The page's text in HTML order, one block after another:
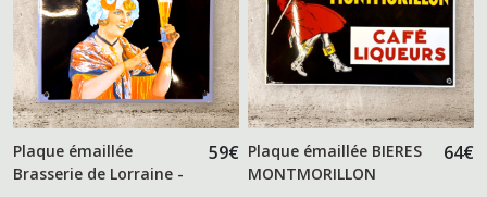
Plaque émaillée
Brasserie de Lorraine -
59€ Plaque émaillée BIERES
MONTMORILLON
64€